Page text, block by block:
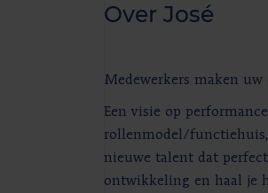
Over José
Medewerkers maken uw
Een visie op
rollenmodel/functiehuis,
nieuwe talent dat
ontwikkeling en haal je